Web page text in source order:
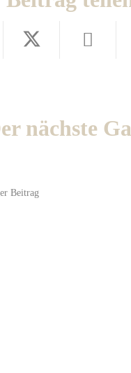
nächste
Beitrag